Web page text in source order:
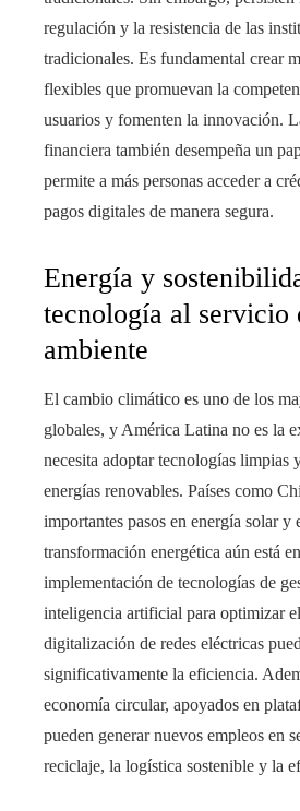
regulación y la resistencia de las
tradicionales. Es fundamental crear
flexibles que promuevan la
usuarios y fomenten la innovación.
financiera también desempeña un
permite a más personas acceder a
pagos digitales de manera segura.
Energía y
tecnología al servicio
ambiente
El cambio climático es uno de los
globales, y América Latina no es la
necesita adoptar tecnologías limpias
energías renovables. Países como
importantes pasos en energía solar y
transformación energética aún está
implementación de tecnologías de
inteligencia artificial para optimizar
digitalización de redes eléctricas
significativamente la eficiencia.
economía circular, apoyados en
pueden generar nuevos empleos en
reciclaje, la logística sostenible y la